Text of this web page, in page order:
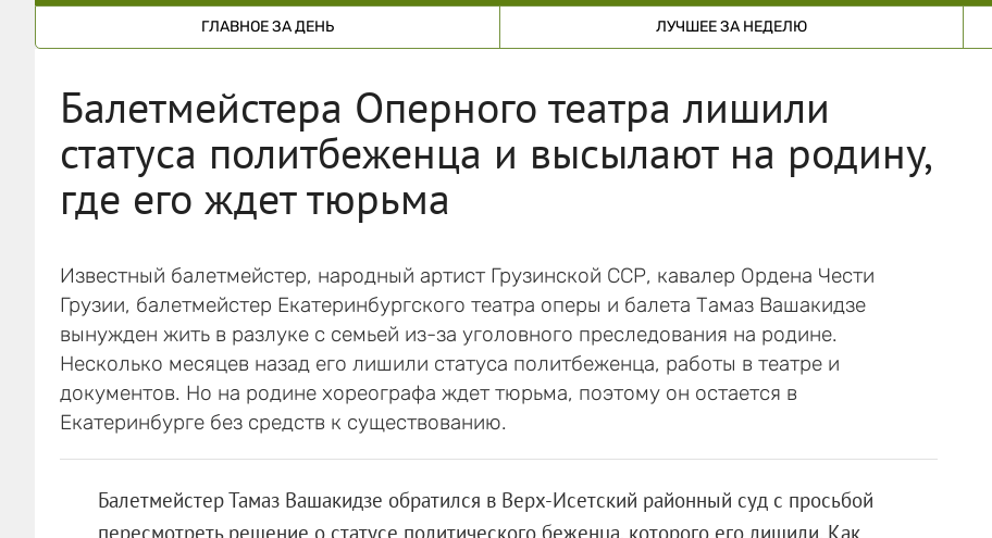
ГЛАВНОЕ ЗА ДЕНЬ ЛУЧШЕЕ ЗА НЕДЕЛЮ
Балетмейстера Оперного театра лишили
статуса политбеженца и высылают на родину,
где его ждет тюрьма
Известный балетмейстер, народный артист Грузинской ССР, кавалер Ордена Чести
Грузии, балетмейстер Екатеринбургского театра оперы и балета Тамаз Вашакидзе
вынужден жить в разлуке с семьей из-за уголовного преследования на родине.
Несколько месяцев назад его лишили статуса политбеженца, работы в театре и
документов. Но на родине хореографа ждет тюрьма, поэтому он остается в
Екатеринбурге без средств к существованию.
Балетмейстер Тамаз Вашакидзе обратился в Верх-Исетский районный суд с просьбой
пересмотреть решение о статусе политического беженца, которого его лишили. Как